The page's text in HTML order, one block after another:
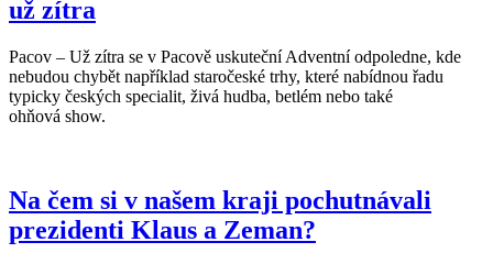
už zítra
Pacov – Už zítra se v Pacově uskuteční Adventní odpoledne, kde
nebudou chybět například staročeské trhy, které nabídnou řadu
typicky českých specialit, živá hudba, betlém nebo také
ohňová show.
Na čem si v našem kraji pochutnávali
prezidenti Klaus a Zeman?